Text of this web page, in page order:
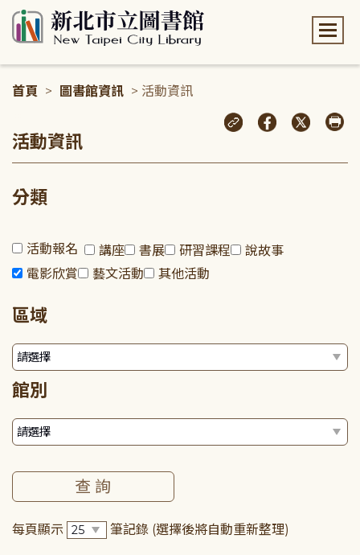
首頁 > 圖書館資訊 > 活動資訊
活動資訊
分類
活動報名 講座 書展 研習課程
說故事
電影欣賞
藝文活動 其他活動
區域
館別
每頁顯示 筆記錄 (選擇後將自動重新整理)